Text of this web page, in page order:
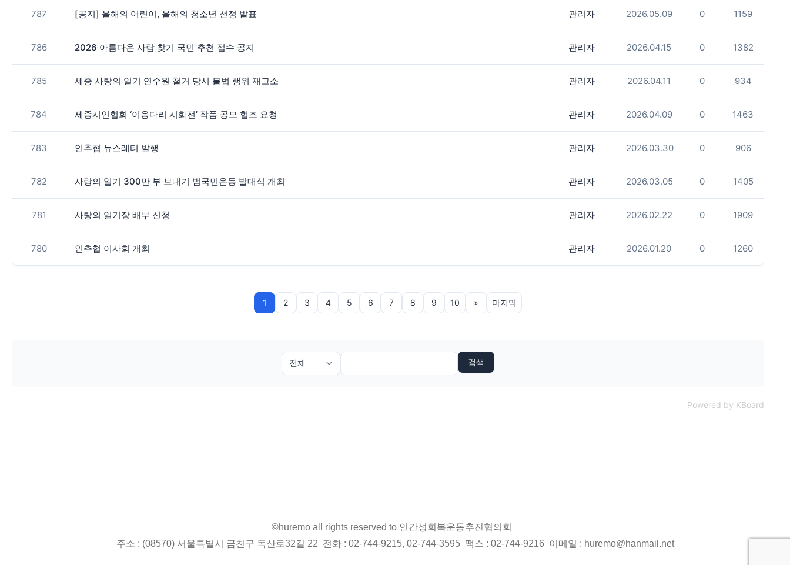
787 [공지] 올해의 어린이, 올해의 청소년 선정 발표 관리자 2026.05.09 0 1159
786 2026 아름다운 사람 찾기 국민 추천 접수 공지 관리자 2026.04.15 0 1382
785 세종 사랑의 일기 연수원 철거 당시 불법 행위 재고소 관리자 2026.04.11 0 934
784 세종시인협회 ‘이응다리 시화전’ 작품 공모 협조 요청 관리자 2026.04.09 0 1463
783 인추협 뉴스레터 발행 관리자 2026.03.30 0 906
782 사랑의 일기 300만 부 보내기 범국민운동 발대식 개최 관리자 2026.03.05 0 1405
781 사랑의 일기장 배부 신청 관리자 2026.02.22 0 1909
780 인추협 이사회 개최 관리자 2026.01.20 0 1260
1 2 3 4 5 6 7 8 9 10 » 마지막
검색
Powered by KBoard
©huremo all rights reserved to 인간성회복운동추진협의회
주소 : (08570) 서울특별시 금천구 독산로32길 22 전화 : 02-744-9215, 02-744-3595 팩스 : 02-744-9216 이메일 : huremo@hanmail.net